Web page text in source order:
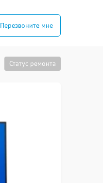
Перезвоните мне
Статус ремонта